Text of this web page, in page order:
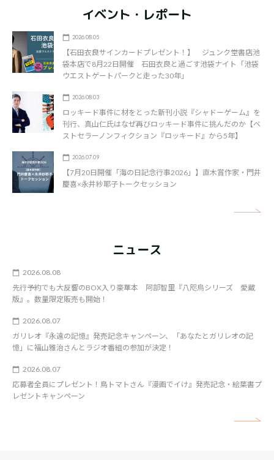
イベント・レポート
2026.08.05
【石田衣良サインカードプレゼント！】 ジュンク堂書店池
袋本店で8月22日開催 石田衣良と過ごす池袋ナイト「池袋
ウエストゲートパークと走った30年」
2026.08.03
ロッキード事件に材をとった新刊小説『シャドーゲーム』を
刊行、真山仁氏はなぜ再びロッキード事件に挑んだのか【ベ
ストセラーノンフィクション『ロッキード』から5年】
2026.07.09
【7月20日開催「海の日記念行事2026」】直木賞作家・門井
慶喜×永井紗耶子トークセッション
ニュース
2026.08.08
先行予約でも大反響のBOX入り豪華本 阿部智里『八咫烏シリーズ 愛蔵
版』。数量限定販売も開始！
2026.08.07
ガリレオ『永遠の記憶』発売記念キャンペーン、「あなたとガリレオの記
憶」に福山雅治さんとラジオ番組の参加が決定！
2026.08.07
応募者全員にプレゼント！鳥トマトさん『漫画でイけ』発売記念・絵葉書プ
レゼントキャンペーン